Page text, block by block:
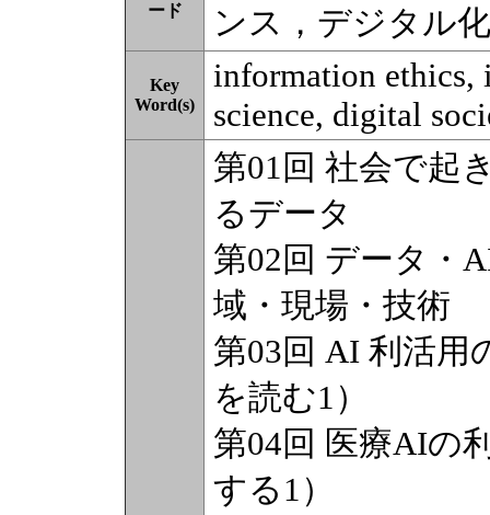
ード
ンス，デジタル
Key
Word(s)
information ethics,
science, digital
第01回 社会で起
るデータ
第02回 データ・
域・現場・技術
第03回 AI 利活用
を読む1）
第04回 医療AIの
する1）